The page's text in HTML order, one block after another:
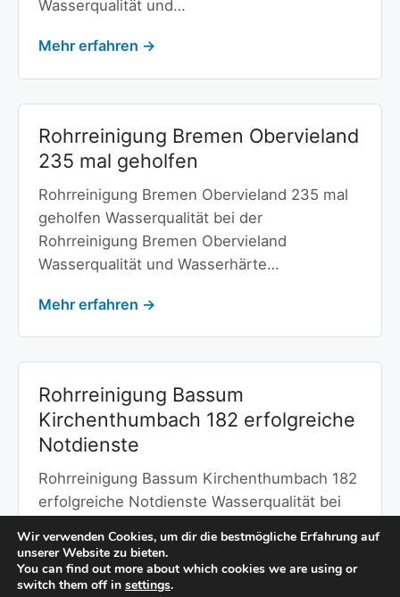
Wasserqualität und…
Mehr erfahren →
Rohrreinigung Bremen Obervieland
235 mal geholfen
Rohrreinigung Bremen Obervieland 235 mal
geholfen Wasserqualität bei der
Rohrreinigung Bremen Obervieland
Wasserqualität und Wasserhärte…
Mehr erfahren →
Rohrreinigung Bassum
Kirchenthumbach 182 erfolgreiche
Notdienste
Rohrreinigung Bassum Kirchenthumbach 182
erfolgreiche Notdienste Wasserqualität bei
Wasserqualität und Wasserhärte…
Mehr erfahren →
Wir verwenden Cookies, um dir die bestmögliche Erfahrung auf
unserer Website zu bieten.
You can find out more about which cookies we are using or
switch them off in settings.